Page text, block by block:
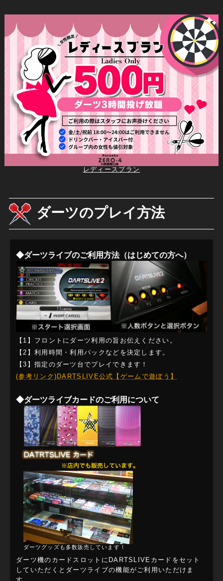
レディースプラン
ダーツのプレイ方法
◆ダーツライブのご利用方法（はじめての方へ）
【1】フロントにダーツ利用の旨お伝えください。
【2】利用時間・利用パックなどを決定します。
【3】指定のダーツ台でプレイできます！
(参考リンク)DARTSLIVE公式【ゲームで遊ぼう】
◆ダーツライブカードのご利用について
ダーツグッズも多数販売しています！
ダーツ機のカードスロットにDARTSLIVEカードをセット
していただくとダーツライブの機能がご利用いただけま